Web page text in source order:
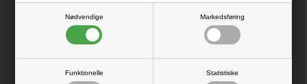
Nødvendige Markedsføring
Funktionelle Statistiske
PEPPERMINT STICK (red), FROSTED JUNIPER (green/blue) and TREE
LÆS OG BLIV INSPIRERET